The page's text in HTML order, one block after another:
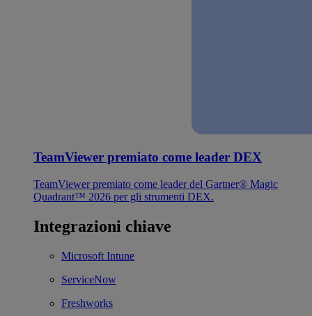
TeamViewer premiato come leader DEX
TeamViewer premiato come leader del Gartner® Magic
Quadrant™ 2026 per gli strumenti DEX.
Integrazioni chiave
Microsoft Intune
ServiceNow
Freshworks